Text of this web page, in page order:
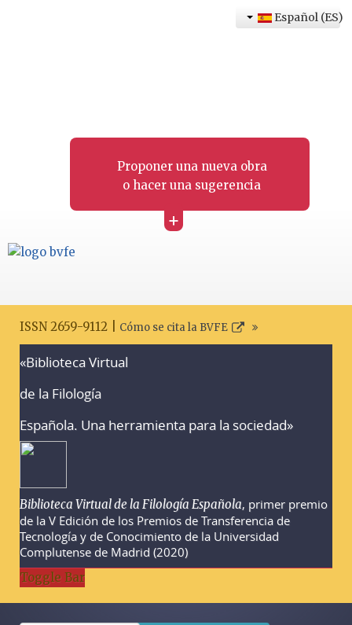
Proponer una nueva obra
o hacer una sugerencia
+
Español (ES)
ISSN 2659-9112 | Cómo se cita la BVFE
«Biblioteca Virtual
de la Filología
Española. Una herramienta para la sociedad»
Biblioteca Virtual de la Filología Española, primer premio
de la V Edición de los Premios de Transferencia de
Tecnología y de Conocimiento de la Universidad
Complutense de Madrid (2020)
Toggle Bar